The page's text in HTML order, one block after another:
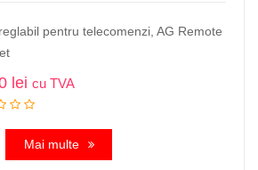
pentru telecomenzi, AG Remote
lei cu TVA
Mai multe